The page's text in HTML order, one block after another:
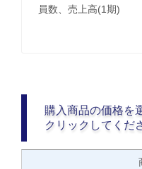
員数、売上高(1期)
購入商品の価格を
クリックしてくだ